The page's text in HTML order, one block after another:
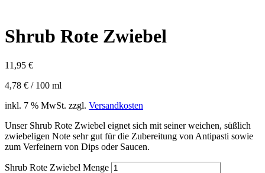
Shrub Rote Zwiebel
11,95 €
4,78 € / 100 ml
inkl. 7 % MwSt. zzgl. Versandkosten
Unser Shrub Rote Zwiebel eignet sich mit seiner weichen, süßlich
zwiebeligen Note sehr gut für die Zubereitung von Antipasti sowie
zum Verfeinern von Dips oder Saucen.
Shrub Rote Zwiebel Menge